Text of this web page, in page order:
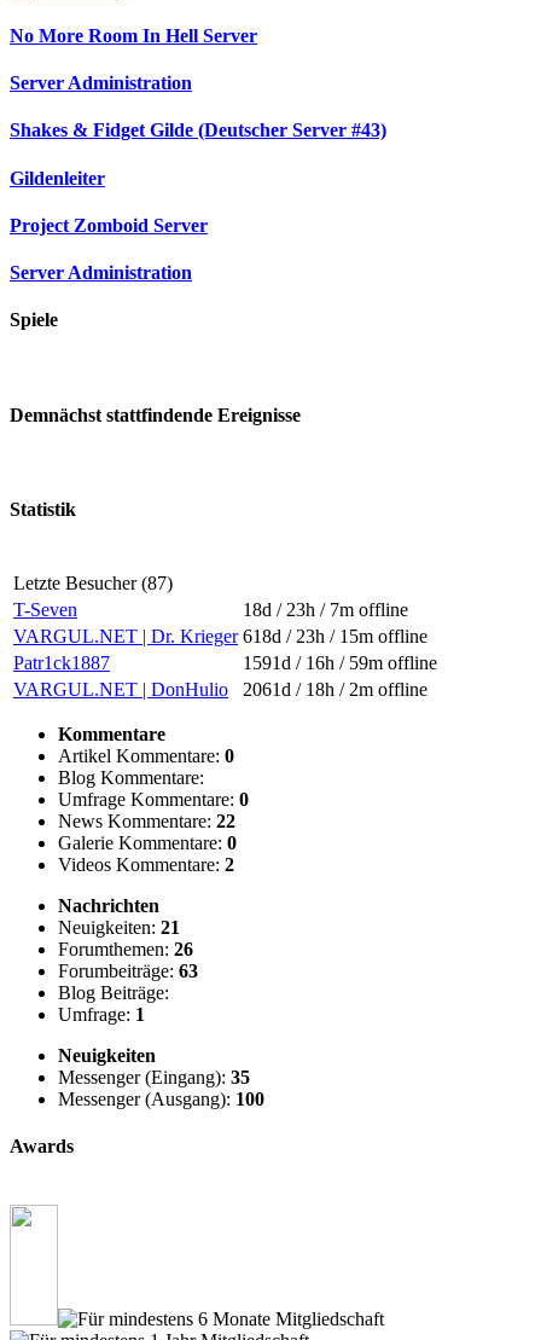
No More Room In Hell Server
Server Administration
Shakes & Fidget Gilde (Deutscher Server #43)
Gildenleiter
Project Zomboid Server
Server Administration
Spiele
Demnächst stattfindende Ereignisse
Statistik
Letzte Besucher (87)
T-Seven
18d / 23h / 7m offline
VARGUL.NET | Dr. Krieger 618d / 23h / 15m offline
Patr1ck1887
1591d / 16h / 59m offline
VARGUL.NET | DonHulio
2061d / 18h / 2m offline
Kommentare
Artikel Kommentare: 0
Blog Kommentare:
Umfrage Kommentare: 0
News Kommentare: 22
Galerie Kommentare: 0
Videos Kommentare: 2
Nachrichten
Neuigkeiten: 21
Forumthemen: 26
Forumbeiträge: 63
Blog Beiträge:
Umfrage: 1
Neuigkeiten
Messenger (Eingang): 35
Messenger (Ausgang): 100
Awards